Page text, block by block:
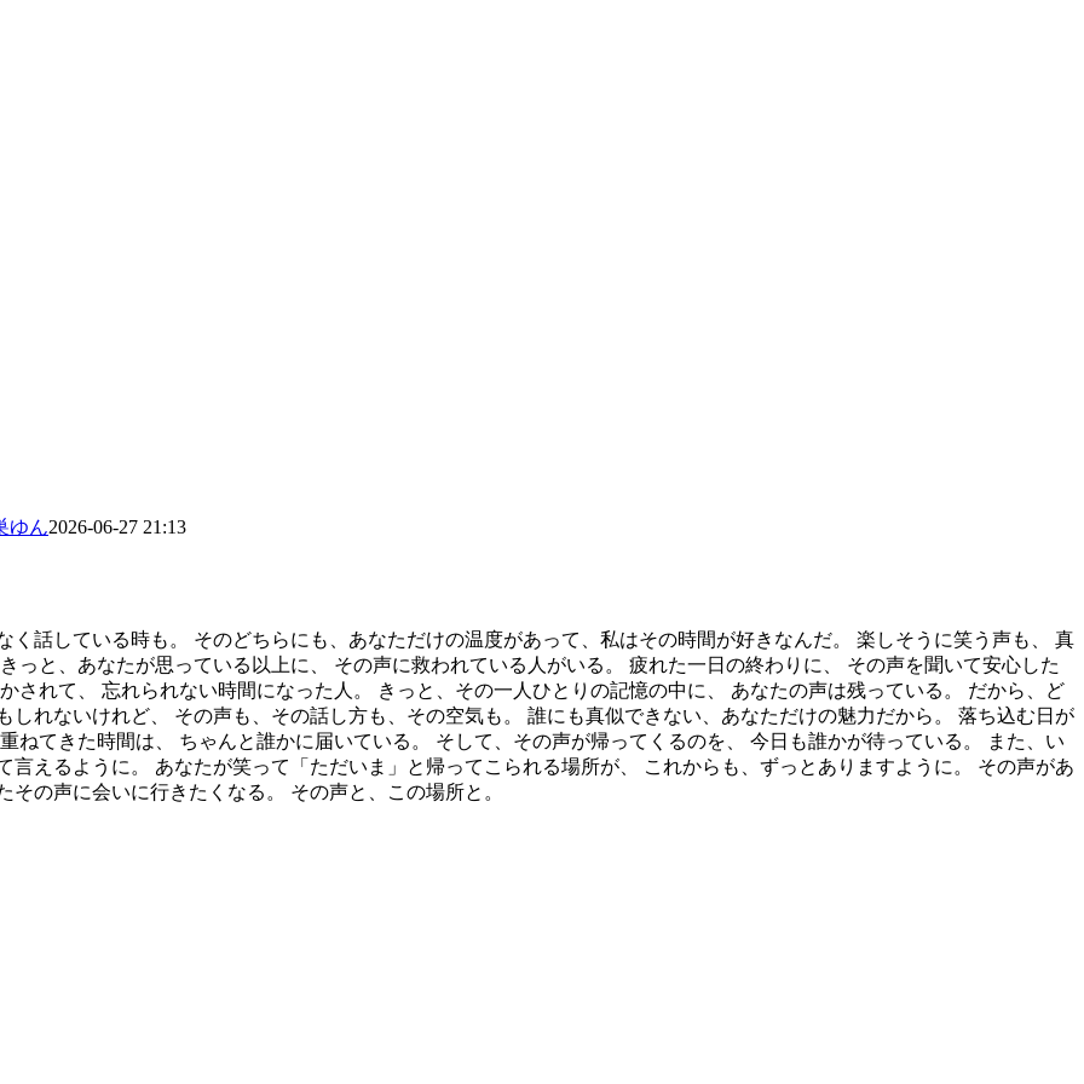
ゆん2026-06-27 21:13
話している時も。 そのどちらにも、あなただけの温度があって、私はその時間が好きなんだ。 楽しそうに笑う声も、 真
っと、あなたが思っている以上に、 その声に救われている人がいる。 疲れた一日の終わりに、 その声を聞いて安心した
されて、 忘れられない時間になった人。 きっと、その一人ひとりの記憶の中に、 あなたの声は残っている。 だから、ど
れないけれど、 その声も、その話し方も、その空気も。 誰にも真似できない、あなただけの魅力だから。 落ち込む日が
ねてきた時間は、 ちゃんと誰かに届いている。 そして、その声が帰ってくるのを、 今日も誰かが待っている。 また、い
えるように。 あなたが笑って「ただいま」と帰ってこられる場所が、 これからも、ずっとありますように。 その声があ
の声に会いに行きたくなる。 その声と、この場所と。